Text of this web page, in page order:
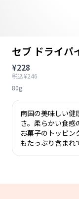
セブ ドライパ
¥228
税込¥246
80g
南国の美味しい健
さ。柔らかい食感
お菓子のトッピン
もたっぷり含まれ